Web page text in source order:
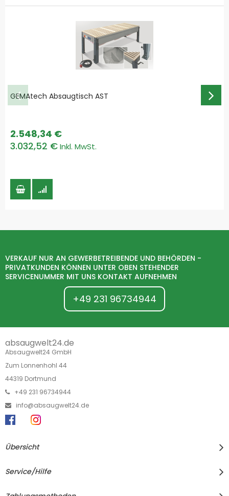
GEMAtech Absaugtisch AST
3.032,52 €
2.548,34 €
VERKAUF NUR AN GEWERBETREIBENDE UND BEHÖRDEN -
PRIVATKUNDEN KÖNNEN UNTER OBEN STEHENDER
SERVICENUMMER MIT UNS KONTAKT AUFNEHMEN
+49 231 96734944
absaugwelt24.de
Absaugwelt24 GmbH
Zum Lonnenhohl 44
44319 Dortmund
+49 231 96734944
info@absaugwelt24.de
Übersicht
Service/Hilfe